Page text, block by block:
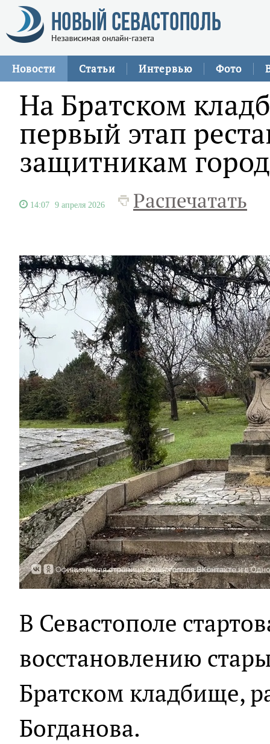
Новости Статьи Интервью Фото
На Братском
первый этап
защитникам
14:07 9 апреля 2026 Распечатать
В Севастополе
восстановлению
Братском кладбище,
Богданова.